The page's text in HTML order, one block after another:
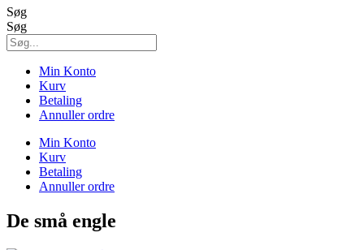
Søg
Søg
Min Konto
Kurv
Betaling
Annuller ordre
Min Konto
Kurv
Betaling
Annuller ordre
De små engle